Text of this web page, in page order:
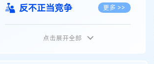
反不正当竞争 更多 >>
植物新品种点击展开全部